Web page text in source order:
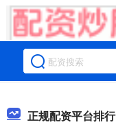
正规配资平台排行